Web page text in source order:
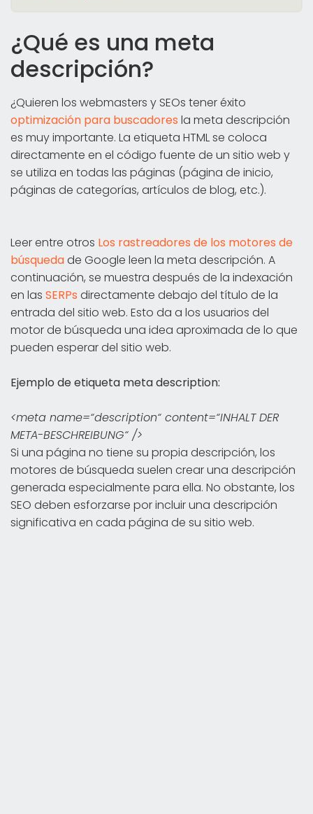
¿Qué es una meta
descripción?
¿Quieren los webmasters y SEOs tener éxito
optimización para buscadores la meta descripción
es muy importante. La etiqueta HTML se coloca
directamente en el código fuente de un sitio web y
se utiliza en todas las páginas (página de inicio,
páginas de categorías, artículos de blog, etc.).
Leer entre otros Los rastreadores de los motores de
búsquedade Google leen la meta descripción. A
continuación, se muestra después de la indexación
en las SERPs directamente debajo del título de la
entrada del sitio web. Esto da a los usuarios del
motor de búsqueda una idea aproximada de lo que
pueden esperar del sitio web.
Ejemplo de etiqueta meta description:
<meta name=“description“ content=“INHALT DER
META-BESCHREIBUNG“ />
Si una página no tiene su propia descripción, los
motores de búsqueda suelen crear una descripción
generada especialmente para ella. No obstante, los
SEO deben esforzarse por incluir una descripción
significativa en cada página de su sitio web.